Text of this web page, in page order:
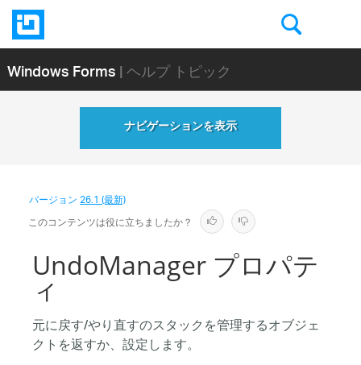
Windows Forms| ヘルプ トピック
ナビゲーションを表示
バージョン26.1 (最新)
このコンテンツは役に立ちましたか？
UndoManager プロパテ
ィ
元に戻す/やり直すのスタックを管理するオブジェ
クトを返すか、設定します。